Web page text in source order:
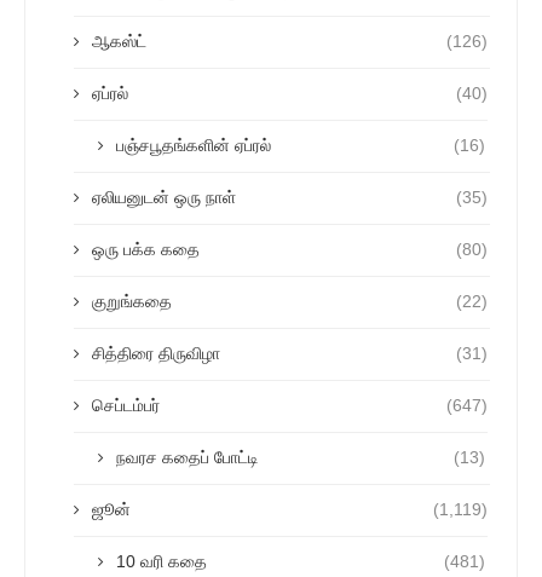
ஆகஸ்ட் (126)
ஏப்ரல் (40)
பஞ்சபூதங்களின் ஏப்ரல் (16)
ஏலியனுடன் ஒரு நாள் (35)
ஒரு பக்க கதை (80)
குறுங்கதை (22)
சித்திரை திருவிழா (31)
செப்டம்பர் (647)
நவரச கதைப் போட்டி (13)
ஜூன் (1,119)
10 வரி கதை (481)